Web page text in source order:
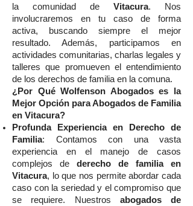
la comunidad de Vitacura. Nos
involucraremos en tu caso de forma
activa, buscando siempre el mejor
resultado. Además, participamos en
actividades comunitarias, charlas legales y
talleres que promueven el entendimiento
de los derechos de familia en la comuna.
¿Por Qué Wolfenson Abogados es la
Mejor Opción para Abogados de Familia
en Vitacura?
Profunda Experiencia en Derecho de
Familia: Contamos con una vasta
experiencia en el manejo de casos
complejos de derecho de familia en
Vitacura, lo que nos permite abordar cada
caso con la seriedad y el compromiso que
se requiere. Nuestros abogados de